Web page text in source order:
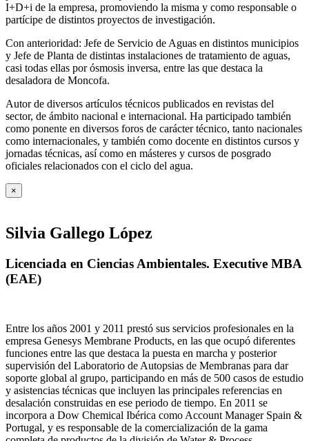
I+D+i de la empresa, promoviendo la misma y como responsable o
partícipe de distintos proyectos de investigación.
Con anterioridad: Jefe de Servicio de Aguas en distintos municipios
y Jefe de Planta de distintas instalaciones de tratamiento de aguas,
casi todas ellas por ósmosis inversa, entre las que destaca la
desaladora de Moncofa.
Autor de diversos artículos técnicos publicados en revistas del
sector, de ámbito nacional e internacional. Ha participado también
como ponente en diversos foros de carácter técnico, tanto nacionales
como internacionales, y también como docente en distintos cursos y
jornadas técnicas, así como en másteres y cursos de posgrado
oficiales relacionados con el ciclo del agua.
×
Silvia Gallego López
Licenciada en Ciencias Ambientales. Executive MBA
(EAE)
Entre los años 2001 y 2011 prestó sus servicios profesionales en la
empresa Genesys Membrane Products, en las que ocupó diferentes
funciones entre las que destaca la puesta en marcha y posterior
supervisión del Laboratorio de Autopsias de Membranas para dar
soporte global al grupo, participando en más de 500 casos de estudio
y asistencias técnicas que incluyen las principales referencias en
desalación construidas en ese periodo de tiempo. En 2011 se
incorpora a Dow Chemical Ibérica como Account Manager Spain &
Portugal, y es responsable de la comercialización de la gama